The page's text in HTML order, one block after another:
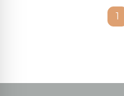
1